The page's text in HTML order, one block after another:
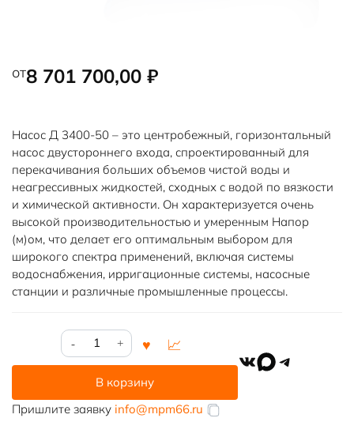
от8 701 700,00 ₽
Насос Д 3400-50 – это центробежный, горизонтальный
насос двустороннего входа, спроектированный для
перекачивания больших объемов чистой воды и
неагрессивных жидкостей, сходных с водой по вязкости
и химической активности. Он характеризуется очень
высокой производительностью и умеренным Напор
(м)ом, что делает его оптимальным выбором для
широкого спектра применений, включая системы
водоснабжения, ирригационные системы, насосные
станции и различные промышленные процессы.
Количество
товара
3400-
В корзину
VKMAXTelegram
Пришлите заявку info@mpm66.ru